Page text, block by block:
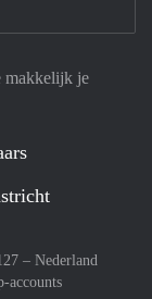
makkelijk je
– Nederland
accounts